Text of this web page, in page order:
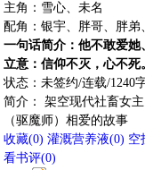
主角：雪心、未名
配角：银宇、胖哥、胖弟
一句话简介：他不敢爱
立意：信仰不灭，心不死
状态：未签约/连载/1240
简介： 架空现代社畜女
（驱魔师）相爱的故事
收藏(0) 灌溉营养液(0) 空
看书评(0)